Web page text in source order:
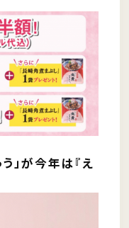
」が今年は『え